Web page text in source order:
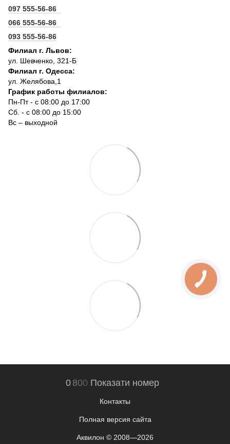
097 555-56-86
066 555-56-86
093 555-56-86
Филиал г. Львов:
ул. Шевченко, 321-Б
Филиал г. Одесса:
ул. Желябова,1
График работы филиалов:
Пн-Пт - с 08:00 до 17:00
Сб. - с 08:00 до 15:00
Вс – выходной
0 800 Показати номер
Контакты
Полная версия сайта
Аквилон © 2008—2026